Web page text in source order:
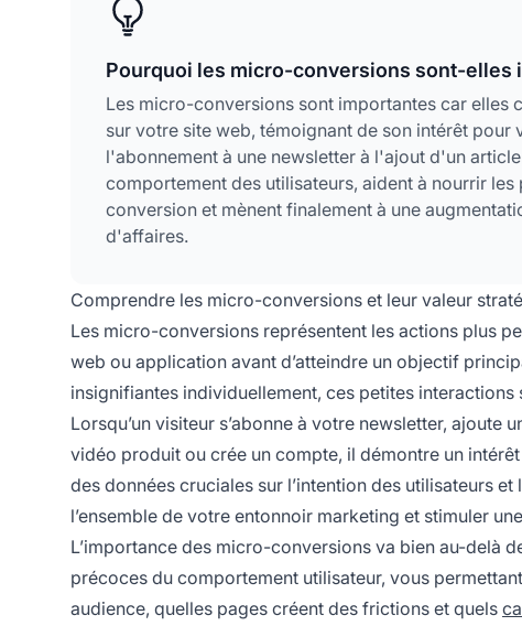
Pourquoi les micro-conversions sont-elles
Les micro-conversions sont importantes car elles
sur votre site web, témoignant de son intérêt
l'abonnement à une newsletter à l'ajout d'un
comportement des utilisateurs, aident à nourrir
conversion et mènent finalement à une
d'affaires.
Comprendre les micro-conversions et leur valeur
Les micro-conversions représentent les actions plus
web ou application avant d’atteindre un objectif
insignifiantes individuellement, ces petites
Lorsqu’un visiteur s’abonne à votre newsletter,
vidéo produit ou crée un compte, il démontre un
des données cruciales sur l’intention des utilisateurs
l’ensemble de votre entonnoir marketing et stimuler
L’importance des micro-conversions va bien au-delà
précoces du comportement utilisateur, vous
audience, quelles pages créent des frictions et quels